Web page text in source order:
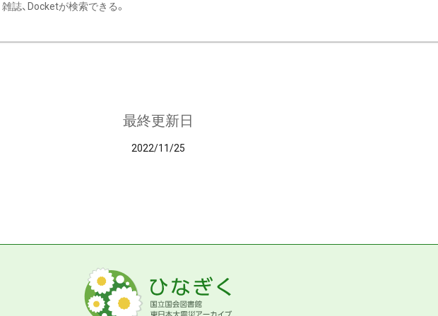
雑誌、Docketが検索できる。
最終更新日
2022/11/25